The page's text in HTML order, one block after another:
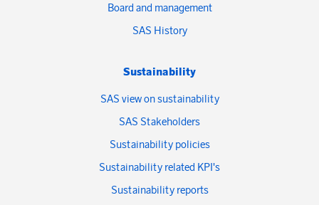
Board and management
SAS History
Sustainability
SAS view on sustainability
SAS Stakeholders
Sustainability policies
Sustainability related KPI's
Sustainability reports